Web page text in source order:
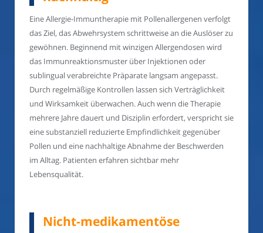
Eine Allergie-Immuntherapie mit Pollenallergenen verfolgt
das Ziel, das Abwehrsystem schrittweise an die Auslöser zu
gewöhnen. Beginnend mit winzigen Allergendosen wird
das Immunreaktionsmuster über Injektionen oder
sublingual verabreichte Präparate langsam angepasst.
Durch regelmäßige Kontrollen lassen sich Verträglichkeit
und Wirksamkeit überwachen. Auch wenn die Therapie
mehrere Jahre dauert und Disziplin erfordert, verspricht sie
eine substanziell reduzierte Empfindlichkeit gegenüber
Pollen und eine nachhaltige Abnahme der Beschwerden
im Alltag. Patienten erfahren sichtbar mehr
Lebensqualität.
Nicht-medikamentöse